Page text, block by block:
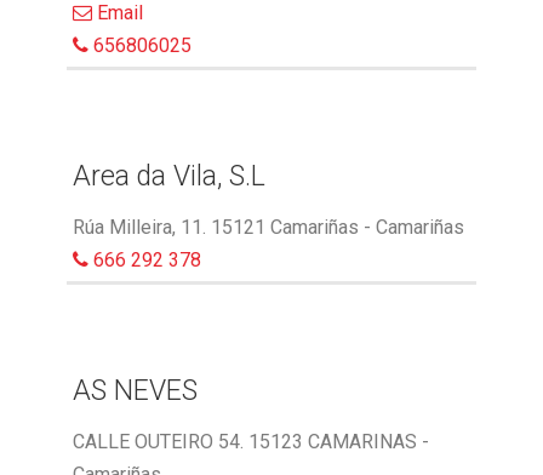
Email
656806025
Area da Vila, S.L
Rúa Milleira, 11. 15121 Camariñas - Camariñas
666 292 378
AS NEVES
CALLE OUTEIRO 54. 15123 CAMARINAS -